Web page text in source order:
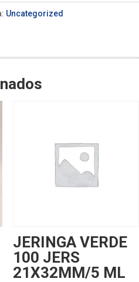
Uncategorized
JERINGA VERDE
100 JERS
21X32MM/5 ML